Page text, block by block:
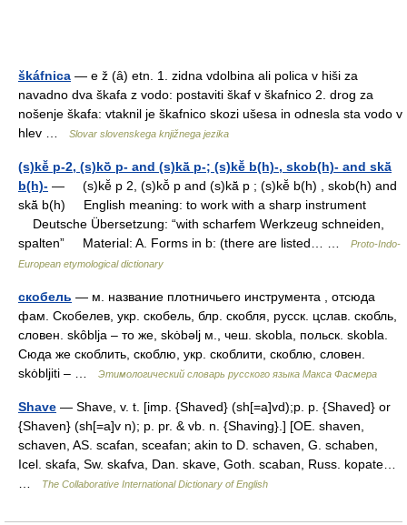
škáfnica — e ž (ȃ) etn. 1. zidna vdolbina ali polica v hiši za
navadno dva škafa z vodo: postaviti škaf v škafnico 2. drog za
nošenje škafa: vtaknil je škafnico skozi ušesa in odnesla sta vodo v
hlev …
Slovar slovenskega knjižnega jezika
(s)kē̆ p-2, (s)kō̆ p- and (s)kā̆ p-; (s)kē̆ b(h)-, skob(h)- and skā̆
b(h)- — (s)kē̆ p 2, (s)kō̆ p and (s)kā̆ p ; (s)kē̆ b(h) , skob(h) and
skā̆ b(h) English meaning: to work with a sharp instrument
Deutsche Übersetzung: “with scharfem Werkzeug schneiden,
spalten” Material: A. Forms in b: (there are listed… …
Proto-Indo-
European etymological dictionary
скобель — м. название плотничьего инструмента , отсюда
фам. Скобелев, укр. скобель, блр. скобля, русск. цслав. скобль,
словен. skȏblja – то же, skȯbǝlj м., чеш. skobla, польск. skobla.
Сюда же скоблить, скоблю, укр. скоблити, скоблю, словен.
skȯbljiti – …
Этимологический словарь русского языка Макса Фасмера
Shave — Shave, v. t. [imp. {Shaved} (sh[=a]vd);p. p. {Shaved} or
{Shaven} (sh[=a]v n); p. pr. & vb. n. {Shaving}.] [OE. shaven,
schaven, AS. scafan, sceafan; akin to D. schaven, G. schaben,
Icel. skafa, Sw. skafva, Dan. skave, Goth. scaban, Russ. kopate…
The Collaborative International Dictionary of English